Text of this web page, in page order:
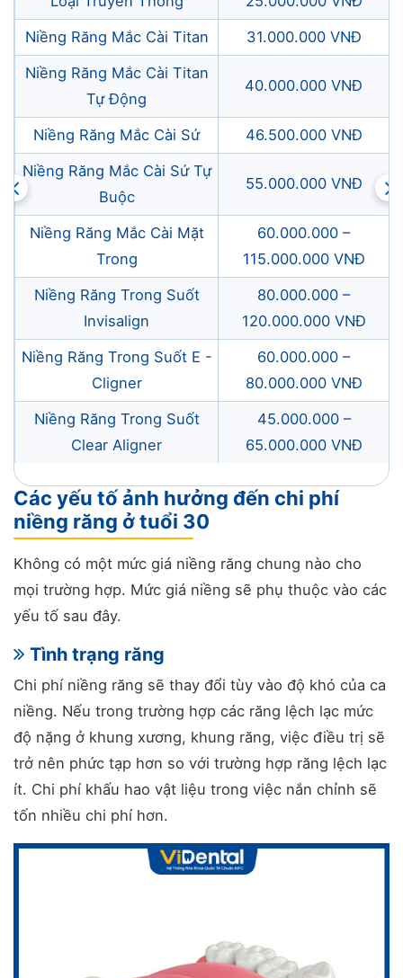
Niềng Răng Mắc Cài Titan
31.000.000 VNĐ
Niềng Răng Mắc Cài Titan
Tự Động
40.000.000 VNĐ
Niềng Răng Mắc Cài Sứ
46.500.000 VNĐ
Niềng Răng Mắc Cài Sứ Tự
Buộc
55.000.000 VNĐ
Niềng Răng Mắc Cài Mặt
Trong
60.000.000 –
115.000.000 VNĐ
Niềng Răng Trong Suốt
Invisalign
80.000.000 –
120.000.000 VNĐ
Niềng Răng Trong Suốt E -
Cligner
60.000.000 –
80.000.000 VNĐ
Niềng Răng Trong Suốt
Clear Aligner
45.000.000 –
65.000.000 VNĐ
Các yếu tố ảnh hưởng đến chi phí
niềng răng ở tuổi 30
Không có một mức giá niềng răng chung nào cho
mọi trường hợp. Mức giá niềng sẽ phụ thuộc vào các
yếu tố sau đây.
Tình trạng răng
Chi phí niềng răng sẽ thay đổi tùy vào độ khó của ca
niềng. Nếu trong trường hợp các răng lệch lạc mức
độ nặng ở khung xương, khung răng, việc điều trị sẽ
trở nên phức tạp hơn so với trường hợp răng lệch lạc
ít. Chi phí khấu hao vật liệu trong việc nắn chỉnh sẽ
tốn nhiều chi phí hơn.